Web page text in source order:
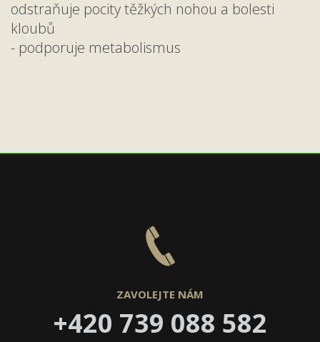
odstraňuje pocity těžkých nohou a bolesti
kloubů
- podporuje metabolismus
ZAVOLEJTE NÁM
+420 739 088 582